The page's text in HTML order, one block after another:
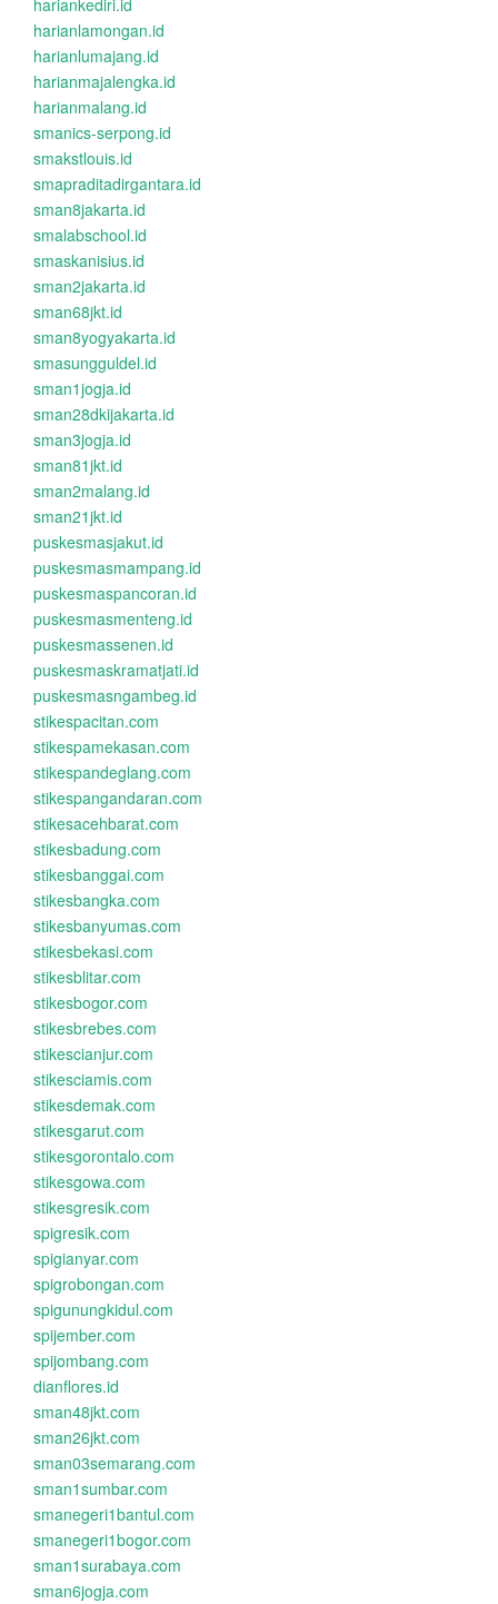
hariankediri.id
harianlamongan.id
harianlumajang.id
harianmajalengka.id
harianmalang.id
smanics-serpong.id
smakstlouis.id
smapraditadirgantara.id
sman8jakarta.id
smalabschool.id
smaskanisius.id
sman2jakarta.id
sman68jkt.id
sman8yogyakarta.id
smasungguldel.id
sman1jogja.id
sman28dkijakarta.id
sman3jogja.id
sman81jkt.id
sman2malang.id
sman21jkt.id
puskesmasjakut.id
puskesmasmampang.id
puskesmaspancoran.id
puskesmasmenteng.id
puskesmassenen.id
puskesmaskramatjati.id
puskesmasngambeg.id
stikespacitan.com
stikespamekasan.com
stikespandeglang.com
stikespangandaran.com
stikesacehbarat.com
stikesbadung.com
stikesbanggai.com
stikesbangka.com
stikesbanyumas.com
stikesbekasi.com
stikesblitar.com
stikesbogor.com
stikesbrebes.com
stikescianjur.com
stikesciamis.com
stikesdemak.com
stikesgarut.com
stikesgorontalo.com
stikesgowa.com
stikesgresik.com
spigresik.com
spigianyar.com
spigrobongan.com
spigunungkidul.com
spijember.com
spijombang.com
dianflores.id
sman48jkt.com
sman26jkt.com
sman03semarang.com
sman1sumbar.com
smanegeri1bantul.com
smanegeri1bogor.com
sman1surabaya.com
sman6jogja.com